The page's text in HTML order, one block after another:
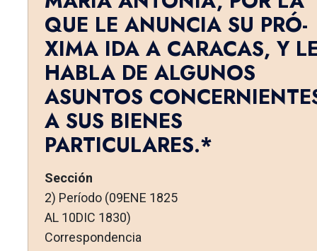
QUE LE ANUNCIA SU PRÓ­
XIMA IDA A CARACAS, Y
HABLA DE ALGUNOS
ASUNTOS
A SUS BIENES
PARTICULARES.*
Sección
2) Período (09ENE 1825
AL 10DIC 1830)
Correspondencia